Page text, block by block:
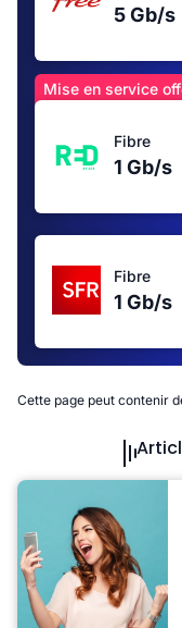
5 Gb/s
Mise en service
Fibre
1 Gb/s
Fibre
1 Gb/s
Cette page peut contenir